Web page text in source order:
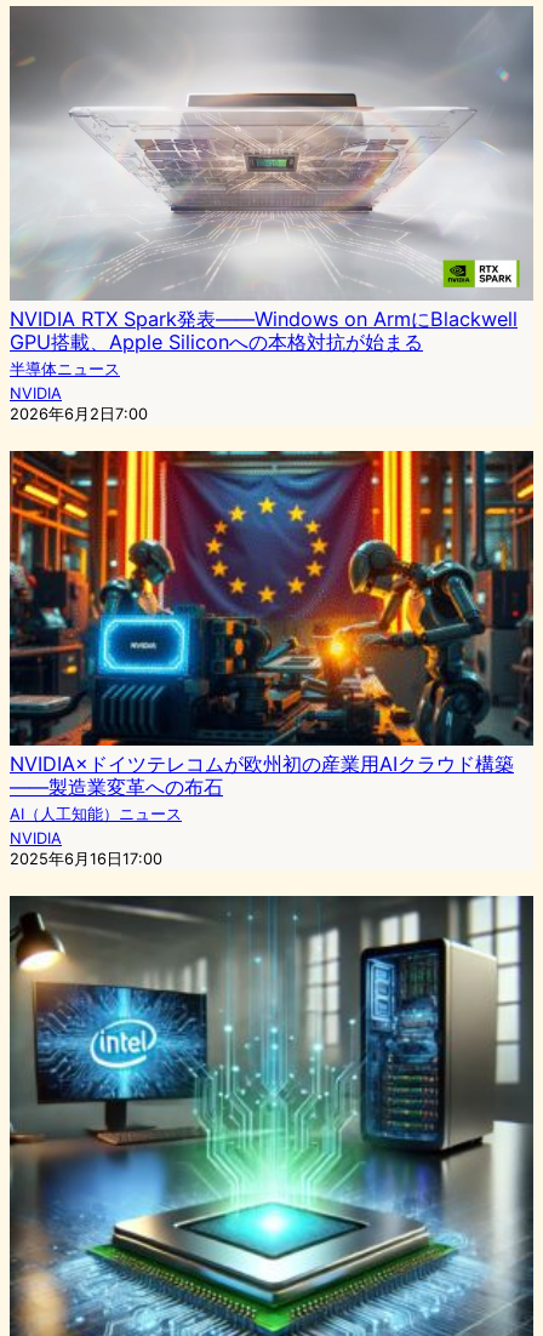
NVIDIA RTX Spark発表——Windows on ArmにBlackwell
GPU搭載、Apple Siliconへの本格対抗が始まる
半導体ニュース
NVIDIA
2026年6月2日7:00
NVIDIA×ドイツテレコムが欧州初の産業用AIクラウド構築
——製造業変革への布石
AI（人工知能）ニュース
NVIDIA
2025年6月16日17:00